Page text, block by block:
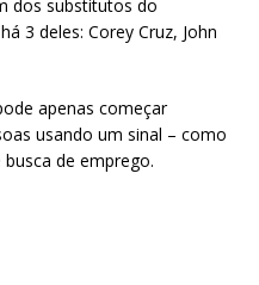
dos substitutos do
3 deles: Corey Cruz, John
apenas começar
usando um sinal – como
busca de emprego.